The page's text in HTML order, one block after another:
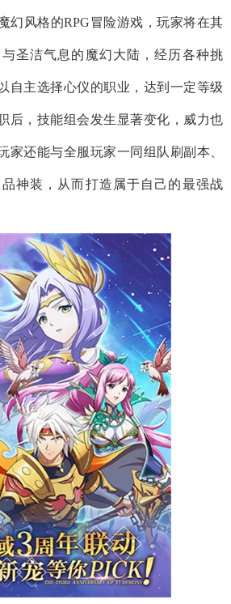
幻风格的RPG冒险游戏，玩家将在其
圣洁气息的魔幻大陆，经历各种挑
自主选择心仪的职业，达到一定等级
后，技能组会发生显著变化，威力也
家还能与全服玩家一同组队刷副本、
神装，从而打造属于自己的最强战